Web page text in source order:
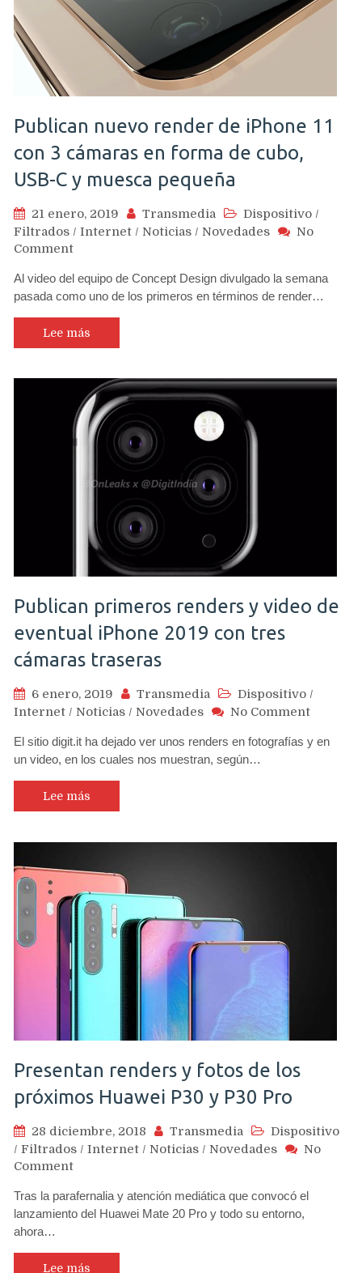
filtradas
Publican nuevo render de iPhone 11
con 3 cámaras en forma de cubo,
USB-C y muesca pequeña
21 enero, 2019 Transmedia Dispositivo /
Filtrados / Internet / Noticias / Novedades
No
Commenton
nuevo
render
de
iPhone
11
cámaras
en
forma
USB-
muesca
pequeña
Al video del equipo de Concept Design divulgado la semana
pasada como uno de los primeros en términos de render…
Lee más
Publican primeros renders y video de
eventual iPhone 2019 con tres
cámaras traseras
6 enero, 2019 Transmedia Dispositivo /
Internet / Noticias / Novedades No Commenton
iPhone
El sitio digit.it ha dejado ver unos renders en fotografías y en
un video, en los cuales nos muestran, según…
Lee más
Presentan renders y fotos de los
próximos Huawei P30 y P30 Pro
28 diciembre, 2018 Transmedia
Dispositivo
/ Filtrados / Internet / Noticias / Novedades
No
Commenton
renders
y
de
los
Tras la parafernalia y atención mediática que convocó el
lanzamiento del Huawei Mate 20 Pro y todo su entorno,
ahora…
Lee más